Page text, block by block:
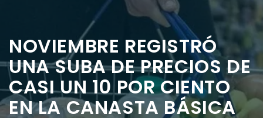
NOVIEMBRE REGISTRÓ
UNA SUBA DE PRECIOS DE
CASI UN 10 POR CIENTO
EN LA CANASTA BÁSICA